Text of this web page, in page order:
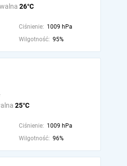
26°C
Ciśnienie: 1009 hPa
Wilgotność: 95%
25°C
Ciśnienie: 1009 hPa
Wilgotność: 96%